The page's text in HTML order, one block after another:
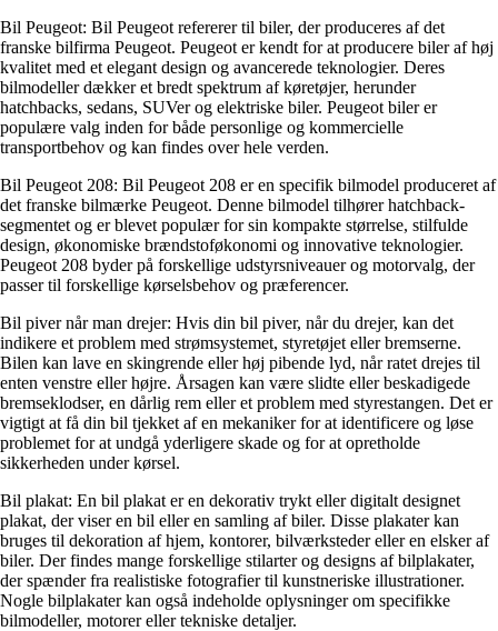
Bil Peugeot: Bil Peugeot refererer til biler, der produceres af det
franske bilfirma Peugeot. Peugeot er kendt for at producere biler af høj
kvalitet med et elegant design og avancerede teknologier. Deres
bilmodeller dækker et bredt spektrum af køretøjer, herunder
hatchbacks, sedans, SUVer og elektriske biler. Peugeot biler er
populære valg inden for både personlige og kommercielle
transportbehov og kan findes over hele verden.
Bil Peugeot 208: Bil Peugeot 208 er en specifik bilmodel produceret af
det franske bilmærke Peugeot. Denne bilmodel tilhører hatchback-
segmentet og er blevet populær for sin kompakte størrelse, stilfulde
design, økonomiske brændstoføkonomi og innovative teknologier.
Peugeot 208 byder på forskellige udstyrsniveauer og motorvalg, der
passer til forskellige kørselsbehov og præferencer.
Bil piver når man drejer: Hvis din bil piver, når du drejer, kan det
indikere et problem med strømsystemet, styretøjet eller bremserne.
Bilen kan lave en skingrende eller høj pibende lyd, når ratet drejes til
enten venstre eller højre. Årsagen kan være slidte eller beskadigede
bremseklodser, en dårlig rem eller et problem med styrestangen. Det er
vigtigt at få din bil tjekket af en mekaniker for at identificere og løse
problemet for at undgå yderligere skade og for at opretholde
sikkerheden under kørsel.
Bil plakat: En bil plakat er en dekorativ trykt eller digitalt designet
plakat, der viser en bil eller en samling af biler. Disse plakater kan
bruges til dekoration af hjem, kontorer, bilværksteder eller en elsker af
biler. Der findes mange forskellige stilarter og designs af bilplakater,
der spænder fra realistiske fotografier til kunstneriske illustrationer.
Nogle bilplakater kan også indeholde oplysninger om specifikke
bilmodeller, motorer eller tekniske detaljer.